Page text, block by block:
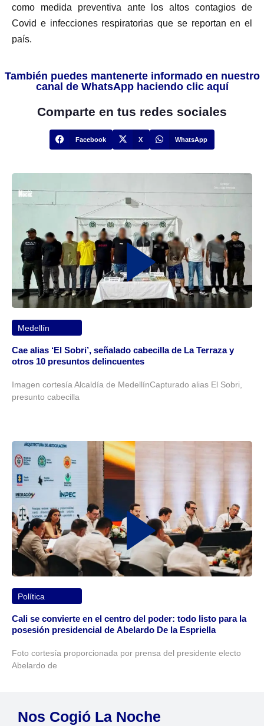
como medida preventiva ante los altos contagios de
Covid e infecciones respiratorias que se reportan en el
país.
También puedes mantenerte informado en nuestro
canal de WhatsApp haciendo clic aquí
Comparte en tus redes sociales
Facebook X WhatsApp
Medellín
Cae alias ‘El Sobri’, señalado cabecilla de La Terraza y
otros 10 presuntos delincuentes
Imagen cortesía Alcaldía de MedellínCapturado alias El Sobri,
presunto cabecilla
Política
Cali se convierte en el centro del poder: todo listo para la
posesión presidencial de Abelardo De la Espriella
Foto cortesía proporcionada por prensa del presidente electo
Abelardo de
Nos Cogió La Noche